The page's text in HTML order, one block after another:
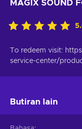
MAGIX SOUND
To redeem visit:
service-center/
Butiran lain